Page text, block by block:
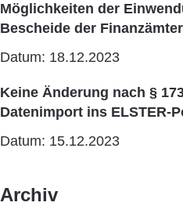
Möglichkeiten der
Bescheide der Finanzämter
Datum: 18.12.2023
Keine Änderung nach §
Datenimport ins ELSTER-
Datum: 15.12.2023
Archiv